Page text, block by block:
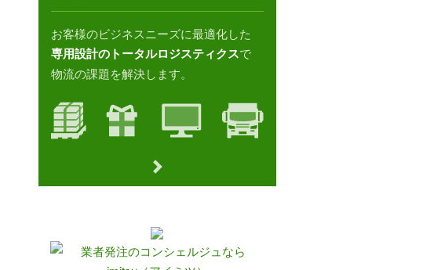
お客様のビジネスニーズに最適化した
専用設計のトータルロジスティクスで
物流の課題を解決します。